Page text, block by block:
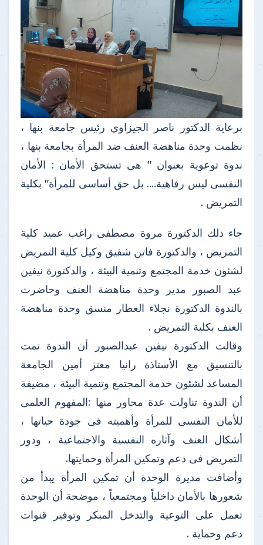
برعاية الدكتور ناصر الجيزاوي رئيس جامعة بنها ،
نظمت وحدة مناهضة العنف ضد المرأة بجامعة بنها ،
ندوة توعوية بعنوان " هى تستحق الأمان : الأمان
النفسى ليس رفاهية…. بل حق أساسى للمرأة" بكلية
التمريض .
جاء ذلك الدكتورة مروة مصطفى راغب عميد كلية
التمريض ، والدكتورة فاتن شفيق وكيل كلية التمريض
لشئون خدمة المجتمع وتنمية البيئة ، والدكتورة نيفين
عبد الصبور مدير وحدة مناهضة العنف وحاضرت
بالندوة الدكتورة نجلاء العطار منسق وحدة مناهضة
العنف بكلية التمريض .
وقالت الدكتورة نيفين عبدالصبور أن الندوة تمت
بالتنسيق مع الأستاذة رانيا معتز أمين الجامعة
المساعد لشئون خدمة المجتمع وتنمية البيئة ، مضيفة
أن الندوة تناولت عدة محاور منها :المفهوم العلمى
للأمان النفسى للمرأة وأهميته فى جودة حياتها ،
أشكال العنف وآثاره النفسية والاجتماعية ، ودور
التمريض فى دعم وتمكين المرأة وحمايتها.
وأضافت مديرة الوحدة أن تمكين المرأة يبدأ من
شعورها بالأمان داخلياً ومجتمعياً ، موضحة أن الوحدة
تعمل على التوعية والتدخل المبكر وتوفير قنوات
دعم وحماية .